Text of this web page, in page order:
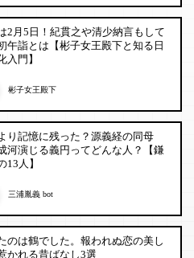
2月5日！紀貫之や清少納言もして
午詣とは【彬子女王殿下と知る日
入門】
彬子女王殿下
り記憶に残った？源義経の同母
河演じる義円ってどんな人？【鎌
13人】
三浦胤義 bot
のは鶴でした。報われぬ恋の美し
かれる昔ばなし3選